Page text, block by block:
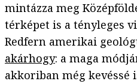
mintázza meg
térképet is a tényleges
Redfern amerikai
akárhogy: a maga
akkoriban még kevéssé